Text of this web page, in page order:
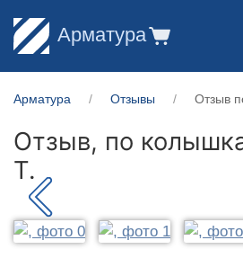
Арматура
Арматура Отзывы Отзыв
Отзыв, по
Т.